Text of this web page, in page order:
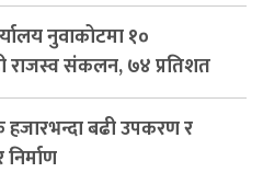
नुवाकोटमा १०
राजस्व संकलन, ७४ प्रतिशत
बढी उपकरण र